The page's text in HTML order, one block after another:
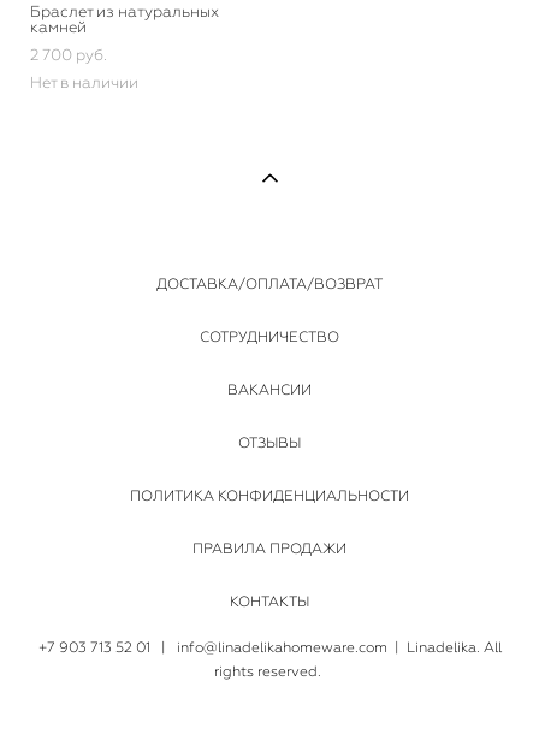
Браслет из натуральных
камней
2 700 pуб.
Нет в наличии
ДОСТАВКА/ОПЛАТА/ВОЗВРАТ
СОТРУДНИЧЕСТВО
ВАКАНСИИ
ОТЗЫВЫ
ПОЛИТИКА КОНФИДЕНЦИАЛЬНОСТИ
ПРАВИЛА ПРОДАЖИ
КОНТАКТЫ
+7 903 713 52 01 info@linadelikahomeware.com | Linadelika. All
rights reserved.